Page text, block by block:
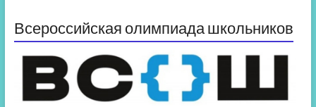
Всероссийская олимпиада школьников